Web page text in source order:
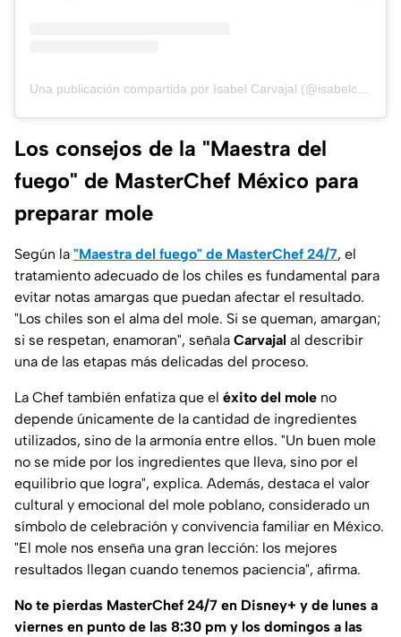
Los consejos de la "Maestra del
fuego" de MasterChef México para
preparar mole
Según la "Maestra del fuego" de MasterChef 24/7, el
tratamiento adecuado de los chiles es fundamental para
evitar notas amargas que puedan afectar el resultado.
"Los chiles son el alma del mole. Si se queman, amargan;
si se respetan, enamoran", señala Carvajal al describir
una de las etapas más delicadas del proceso.
La Chef también enfatiza que el éxito del mole no
depende únicamente de la cantidad de ingredientes
utilizados, sino de la armonía entre ellos. "Un buen mole
no se mide por los ingredientes que lleva, sino por el
equilibrio que logra", explica. Además, destaca el valor
cultural y emocional del mole poblano, considerado un
símbolo de celebración y convivencia familiar en México.
"El mole nos enseña una gran lección: los mejores
resultados llegan cuando tenemos paciencia", afirma.
No te pierdas MasterChef 24/7 en Disney+ y de lunes a
viernes en punto de las 8:30 pm y los domingos a las